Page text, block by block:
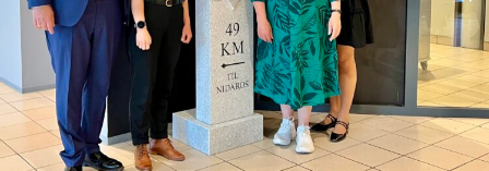
Ditt besøk